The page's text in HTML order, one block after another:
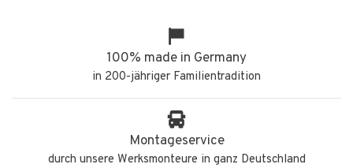
100% made in Germany
in 200-jähriger Familientradition
Montageservice
durch unsere Werksmonteure in ganz Deutschland